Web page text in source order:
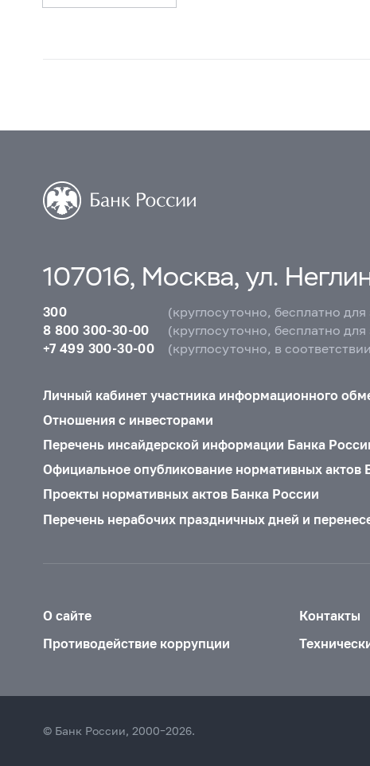
107016, Москва, ул.
300
(круглосуточно, бесплатно
8 800 300-30-00
(круглосуточно, бесплатно
+7 499 300-30-00
(круглосуточно, в
Личный кабинет участника информационного
Отношения с инвесторами
Перечень инсайдерской информации Банка
Официальное опубликование нормативных актов
Проекты нормативных актов Банка России
Перечень нерабочих праздничных дней и
О сайте
Контакты
Противодействие коррупции
© Банк России, 2000–2026.